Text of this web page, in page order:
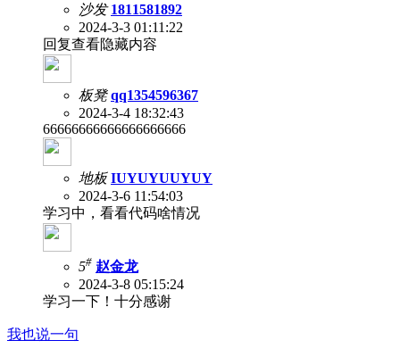
沙发 1811581892
2024-3-3 01:11:22
回复查看隐藏内容
板凳 qq1354596367
2024-3-4 18:32:43
66666666666666666666
地板 IUYUYUUYUY
2024-3-6 11:54:03
学习中，看看代码啥情况
5# 赵金龙
2024-3-8 05:15:24
学习一下！十分感谢
我也说一句